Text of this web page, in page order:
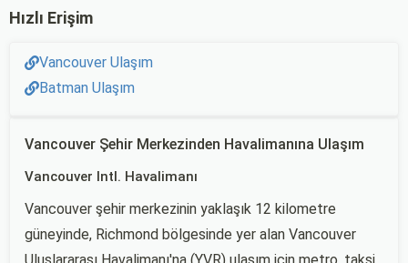
Hızlı Erişim
Vancouver Ulaşım
Batman Ulaşım
Vancouver Şehir Merkezinden Havalimanına Ulaşım
Vancouver Intl. Havalimanı
Vancouver şehir merkezinin yaklaşık 12 kilometre
güneyinde, Richmond bölgesinde yer alan Vancouver